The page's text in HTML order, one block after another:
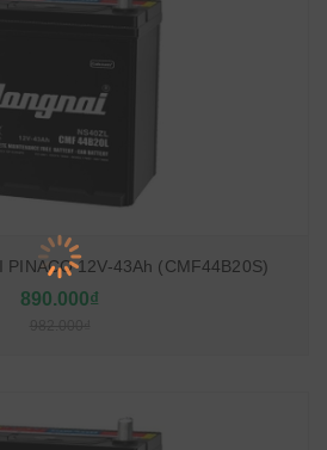
PINACO 12V-43Ah (CMF44B20S)
890.000₫